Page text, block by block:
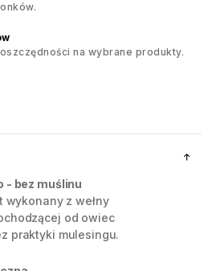
na wybrane produkty.
- bez muślinu
wykonany z wełny
od owiec
praktyki mulesingu.